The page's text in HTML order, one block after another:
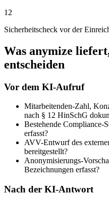
12
Sicherheitscheck vor der
Was anymize
entscheiden
Vor dem KI-Aufruf
Mitarbeitenden-Zahl,
nach § 12 HinSchG
Bestehende Compliance-
erfasst?
AVV-Entwurf des
bereitgestellt?
Anonymisierungs-
Bezeichnungen erfasst?
Nach der KI-Antwort